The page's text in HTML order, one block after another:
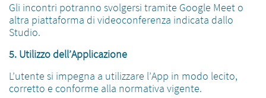
Gli incontri potranno svolgersi tramite Google Meet o
altra piattaforma di videoconferenza indicata dallo
Studio.
5. Utilizzo dell’Applicazione
L’utente si impegna a utilizzare l’App in modo lecito,
corretto e conforme alla normativa vigente.